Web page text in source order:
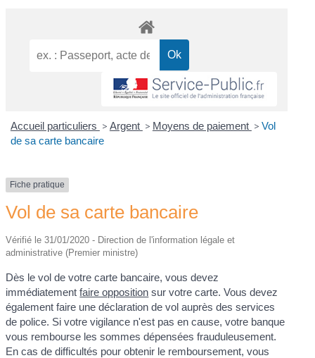
Accueil particuliers > Argent > Moyens de paiement > Vol
de sa carte bancaire
Fiche pratique
Vol de sa carte bancaire
Vérifié le 31/01/2020 - Direction de l'information légale et
administrative (Premier ministre)
Dès le vol de votre carte bancaire, vous devez
immédiatementfaire opposition sur votre carte. Vous devez
également faire une déclaration de vol auprès des services
de police. Si votre vigilance n'est pas en cause, votre banque
vous rembourse les sommes dépensées frauduleusement.
En cas de difficultés pour obtenir le remboursement, vous